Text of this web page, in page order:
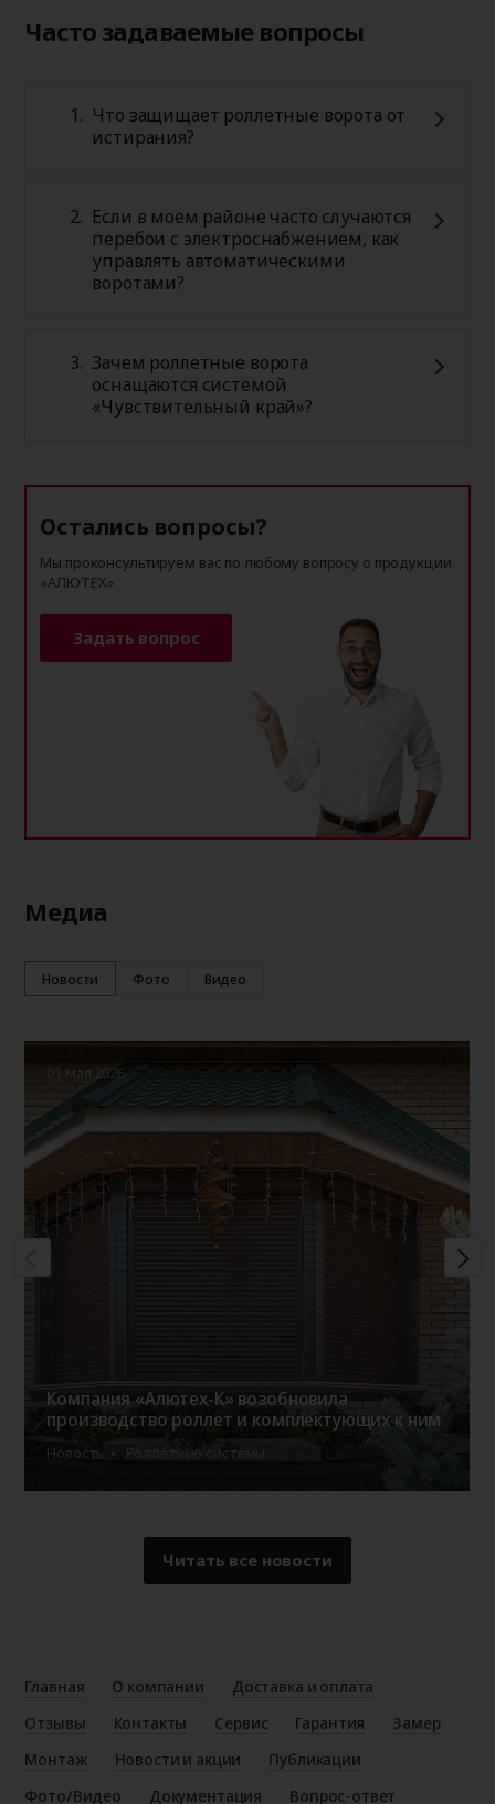
Часто задаваемые вопросы
Что защищает роллетные ворота от
истирания?
Если в моем районе часто случаются
перебои с электроснабжением, как
управлять автоматическими
воротами?
Зачем роллетные ворота
оснащаются системой
«Чувствительный край»?
Остались вопросы?
Мы проконсультируем вас по любому вопросу о продукции
«АЛЮТЕХ»
Задать вопрос
Медиа
Новости Фото Видео
01 мая 2026
Компания «Алютех-К» возобновила
производство роллет и комплектующих к ним
Новость Роллетные системы
Читать все новости
Главная О компании
Доставка и оплата
Отзывы
Контакты Сервис Гарантия
Замер
Монтаж
Новости и акции
Публикации
Фото/Видео
Документация Вопрос-ответ